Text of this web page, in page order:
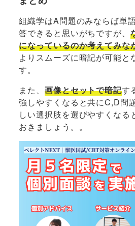
組織学はA問題のみならば単
答できると思いがちですが、
になっているのか考えてみな
よりスムーズに暗記が可能と
す。
また、 画像とセットで暗記す
強しやすくなると共にC,D問
しい選択肢を選びやすくなる
おきましょう。。